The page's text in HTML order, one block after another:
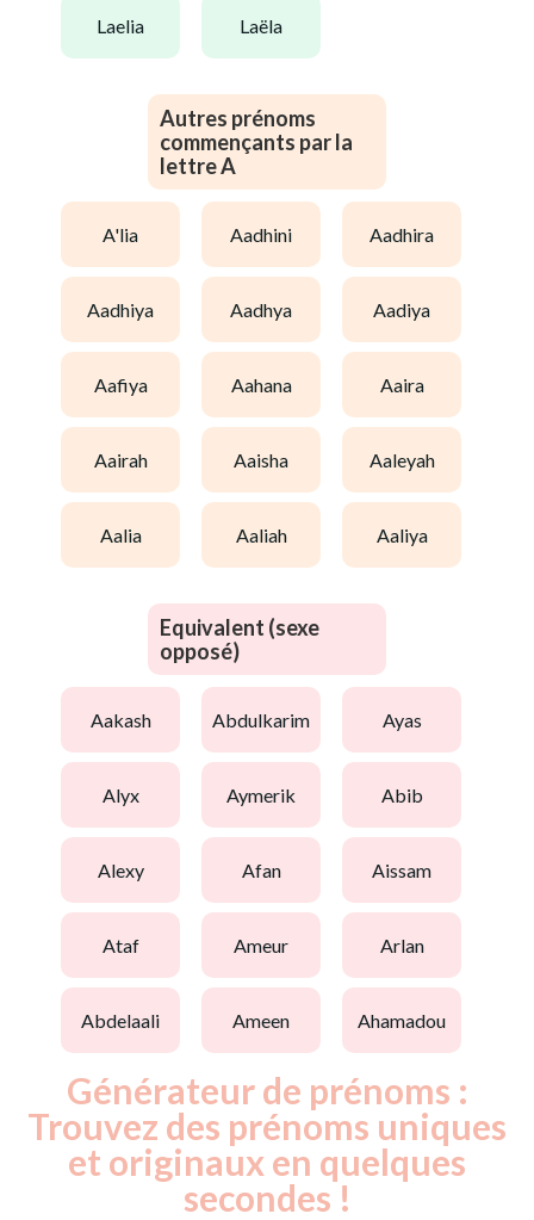
laelia laëla
Autres prénoms
commençants par la
lettre A
a'lia aadhini aadhira
aadhiya aadhya aadiya
aafiya aahana aaira
aairah aaisha aaleyah
aalia aaliah aaliya
Equivalent (sexe
opposé)
aakash abdulkarim ayas
alyx aymerik abib
alexy afan aissam
ataf ameur arlan
abdelaali ameen ahamadou
Générateur de prénoms :
Trouvez des prénoms uniques
et originaux en quelques
secondes !